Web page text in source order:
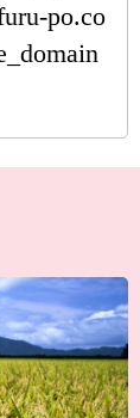
po.co